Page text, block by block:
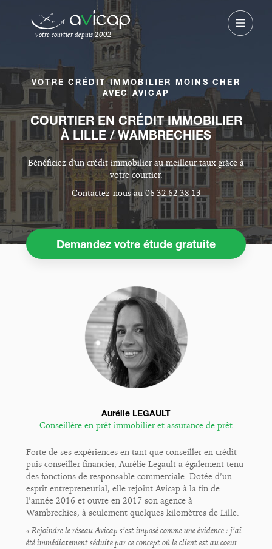
votre courtier depuis 2002
VOTRE CRÉDIT IMMOBILIER MOINS CHER
AVEC AVICAP
COURTIER EN CRÉDIT IMMOBILIER
À LILLE / WAMBRECHIES
Bénéficiez d'un crédit immobilier au meilleur taux grâce à
votre courtier.
Contactez-nous au 06 32 62 38 13
Demandez votre étude gratuite
Aurélie LEGAULT
Conseillère en prêt immobilier et assurance de prêt
Forte de ses expériences en tant que conseiller en crédit
puis conseiller financier, Aurélie Legault a également tenu
des fonctions de responsable commerciale. Dotée d’un
esprit entrepreneurial, elle rejoint Avicap à la fin de
l’année 2016 et ouvre en 2017 son agence à
Wambrechies, à seulement quelques kilomètres de Lille.
« Rejoindre le réseau Avicap s’est imposé comme une évidence : j’ai
été immédiatement séduite par ce concept où le client est au coeur